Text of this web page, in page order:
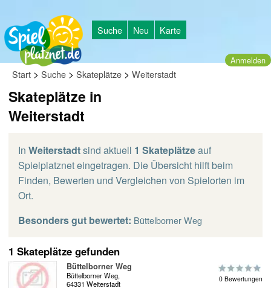
Suche Neu Karte
Anmelden
Start > Suche > Skateplätze > Weiterstadt
Skateplätze in
Weiterstadt
In Weiterstadtsind aktuell 1 Skateplätzeauf
Spielplatznet eingetragen. Die Übersicht hilft beim
Finden, Bewerten und Vergleichen von Spielorten im
Ort.
Besonders gut bewertet: Büttelborner Weg
1 Skateplätze gefunden
Büttelborner Weg
Büttelborner Weg,
64331 Weiterstadt
0 Bewertungen